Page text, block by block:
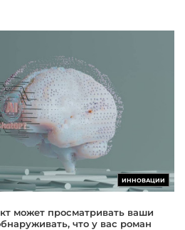
ИННОВАЦИИ
может просматривать ваши
что у вас роман